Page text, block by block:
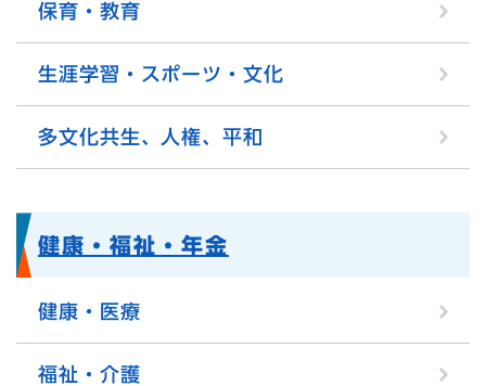
保育・教育
生涯学習・スポーツ・文化
多文化共生、人権、平和
健康・福祉・年金
健康・医療
福祉・介護